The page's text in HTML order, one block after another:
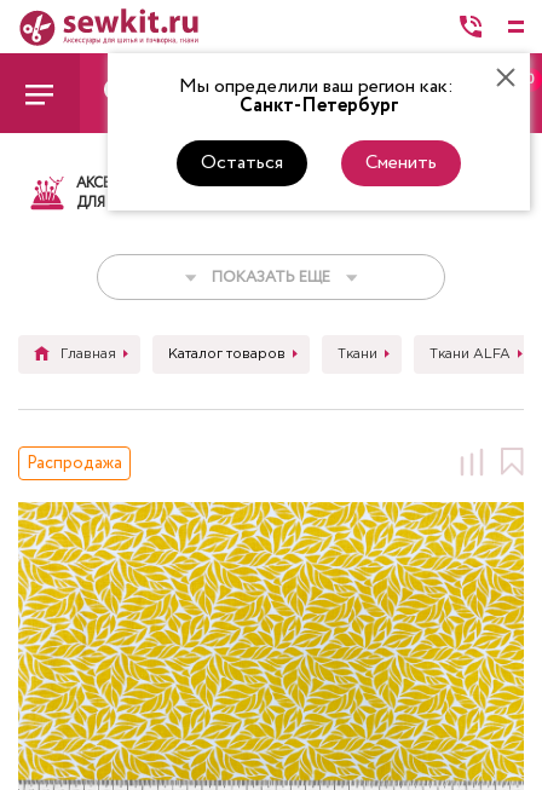
Мы определили ваш регион как:
Санкт-Петербург
Остаться Сменить
0
АКСЕССУАРЫ
ДЛЯ ШИТЬЯ
ТКАНИ НИТКИ
ПОКАЗАТЬ ЕЩЕ
Главная Каталог товаров Ткани Ткани ALFA
Распродажа